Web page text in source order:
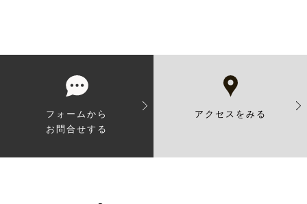
フォームから
お問合せする
アクセスをみる